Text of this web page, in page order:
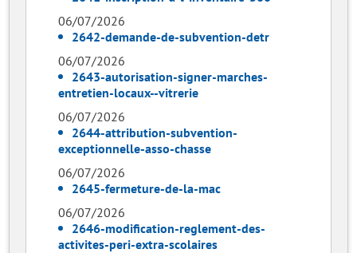
06/07/2026
2642-demande-de-subvention-detr
06/07/2026
2643-autorisation-signer-marches-
entretien-locaux--vitrerie
06/07/2026
2644-attribution-subvention-
exceptionnelle-asso-chasse
06/07/2026
2645-fermeture-de-la-mac
06/07/2026
2646-modification-reglement-des-
activites-peri-extra-scolaires